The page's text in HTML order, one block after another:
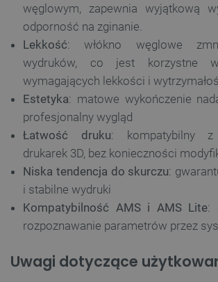
węglowym, zapewnia wyjątkową
odporność na zginanie.
Lekkość: włókno węglowe
wydruków, co jest korzystne
wymagających lekkości i
Estetyka: matowe wykończenie
profesjonalny wygląd
Łatwość druku: kompatybilny z
drukarek 3D, bez konieczności
Niska tendencja do skurczu:
i stabilne wydruki
Kompatybilność AMS i AMS Lite:
rozpoznawanie parametrów przez
Uwagi dotyczące